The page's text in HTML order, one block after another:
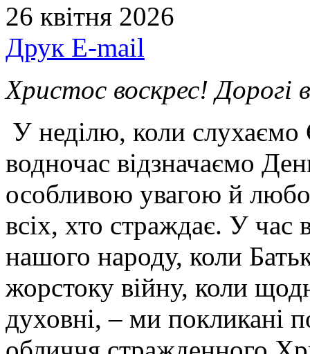
26 квітня 2026
Друк E-mail
Христос воскрес! Дорогі
У неділю, коли слухаємо
водночас відзначаємо
особливою увагою й
всіх, хто страждає. У
нашого народу, коли
жорстоку війну, коли
духовні, – ми покликані